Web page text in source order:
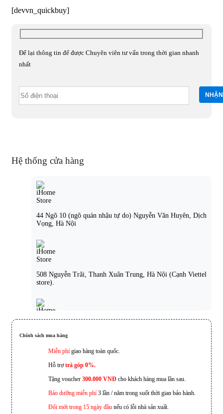
là:
8.300.000₫.
[devvn_quickbuy]
Để lại thông tin để được Chuyên viên tư vấn trong thời gian nhanh
nhất
Hệ thống cửa hàng
44 Ngõ 10 (ngõ quán nhậu tự do) Nguyễn Văn Huyên, Dịch
Vọng, Hà Nội
508 Nguyễn Trãi, Thanh Xuân Trung, Hà Nội (Cạnh Viettel
store).
21 Nguyễn Đức Cảnh, Hoàng Mai, Hà Nội.
221D Lạch Tray, Ngô Quyền, Hải Phòng
Chính sách mua hàng
Miễn phí giao hàng toàn quốc.
Hỗ trợtrả góp 0%.
Tặng voucher 300.000 VNĐ cho khách hàng mua lần sau.
Bảo dưỡng miễn phí 3 lần / năm trong suốt thời gian bảo hành.
Đổi mới trong 15 ngày đầu nếu có lỗi nhà sản xuất.